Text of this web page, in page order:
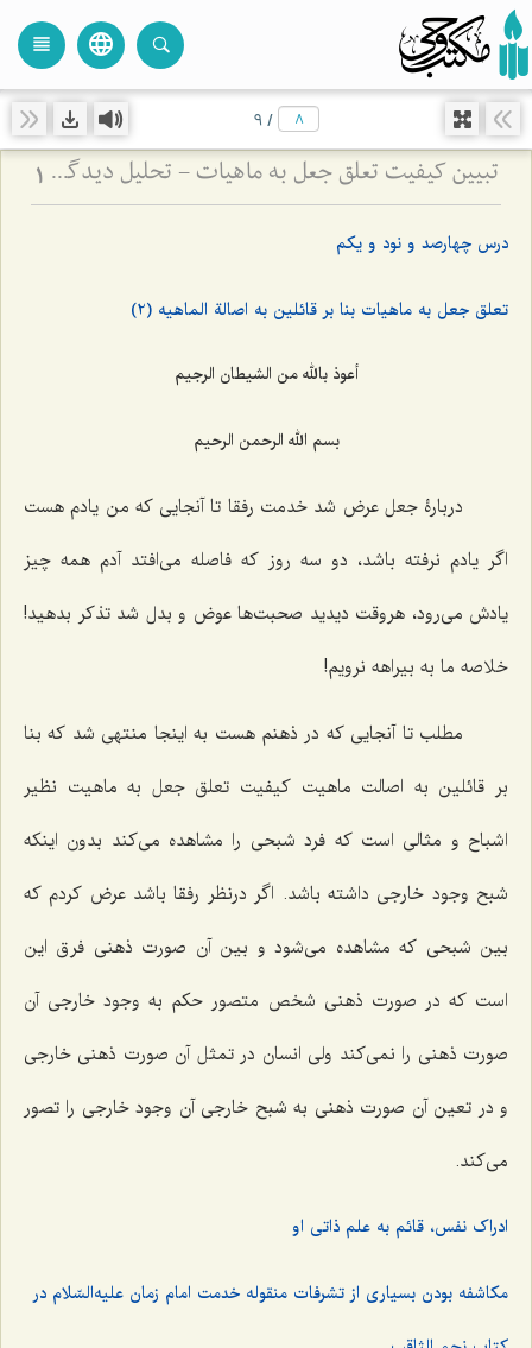
language
view_headline
/
9
تبیین کیفیت تعلق جعل به ماهیات - تحلیل دیدگاه اصالت ماهیت و نسبت آن با واقعیت‌های خارجی 1
درس چهارصد و نود و یکم
تعلق جعل به ماهیات بنا بر قائلین به اصالة الماهیه (2)
أعوذ بالله من الشیطان الرجیم
بسم الله الرحمن الرحیم
دربارۀ جعل عرض شد خدمت رفقا تا آنجایی که من یادم هست
اگر یادم نرفته باشد، دو سه روز که فاصله می‌افتد آدم همه چیز
یادش می‌رود، هروقت دیدید صحبت‌ها عوض و بدل شد تذکر بدهید!
خلاصه ما به بیراهه نرویم!
مطلب تا آنجایی که در ذهنم هست به اینجا منتهی شد که بنا
بر قائلین به اصالت ماهیت کیفیت تعلق جعل به ماهیت نظیر
اشباح و مثالی است که فرد شبحی را مشاهده می‌کند بدون اینکه
شبح وجود خارجی داشته باشد. اگر درنظر رفقا باشد عرض کردم که
بین شبحی که مشاهده می‌شود و بین آن صورت ذهنی فرق این
است که در صورت ذهنی‌ شخص متصور حکم به‌ وجود خارجی آن
صورت ذهنی را نمی‌کند ولی انسان در تمثل آن صورت ذهنی خارجی
و در تعین آن صورت ذهنی به شبح خارجی آن وجود خارجی را تصور
می‌کند.
ادراک نفس، قائم به علم ذاتی او
مکاشفه بودن بسیاری از تشرفات منقوله خدمت امام زمان علیه‌السّلام در